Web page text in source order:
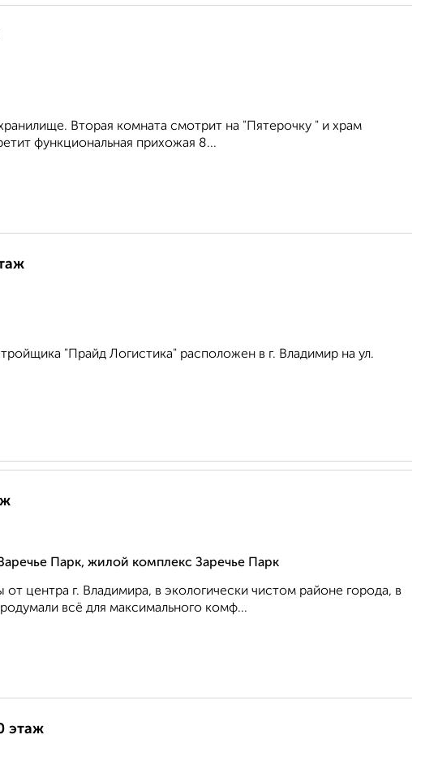
Вторая комната смотрит на "Пятерочку " и храм
функциональнaя пpихожая 8...
"Прайд Логистика" расположен в г. Владимир на ул.
Парк, жилой комплекс Заречье Парк
от центра г. Владимира, в экологически чистом районе города, в
всё для максимального комф...
этаж